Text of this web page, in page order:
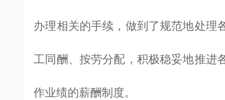
办理相关的手续，做到了规范地处理
工同酬、按劳分配，积极稳妥地推进
作业绩的薪酬制度。